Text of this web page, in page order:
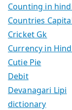
Counting in
Countries
Cricket Gk
Currency in
Cutie Pie
Debit
Devanagari Lipi
dictionary